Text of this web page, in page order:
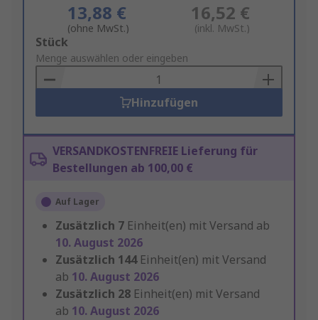
13,88 €
(ohne MwSt.)
16,52 €
(inkl. MwSt.)
Add
to
Basket
Stück
Menge auswählen oder eingeben
Hinzufügen
VERSANDKOSTENFREIE Lieferung für
Bestellungen ab 100,00 €
Auf Lager
Zusätzlich 7 Einheit(en) mit Versand ab
10. August 2026
Zusätzlich 144 Einheit(en) mit Versand
ab 10. August 2026
Zusätzlich 28 Einheit(en) mit Versand
ab 10. August 2026